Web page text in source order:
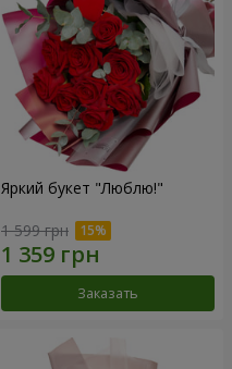
Яркий букет "Люблю!"
1 599 грн
Заказать